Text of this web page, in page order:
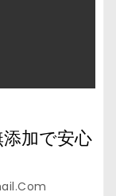
加で安心